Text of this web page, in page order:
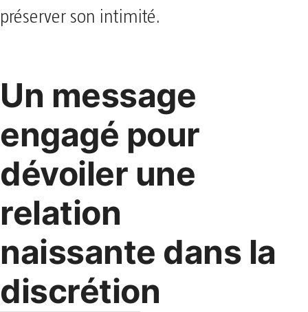
préserver son intimité.
Un message
engagé pour
dévoiler une
relation
naissante dans la
discrétion